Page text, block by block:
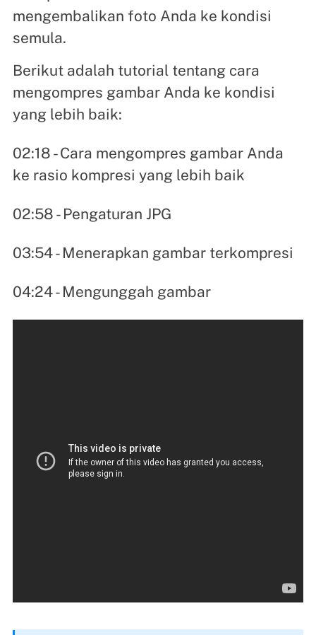
mengembalikan foto Anda ke kondisi
semula.
Berikut adalah tutorial tentang cara
mengompres gambar Anda ke kondisi
yang lebih baik:
02:18 - Cara mengompres gambar Anda
ke rasio kompresi yang lebih baik
02:58 - Pengaturan JPG
03:54 - Menerapkan gambar terkompresi
04:24 - Mengunggah gambar